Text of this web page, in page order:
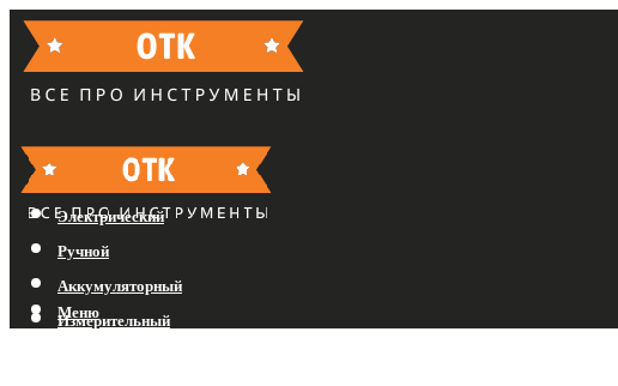
Бензиновый
Электрический
Ручной
Аккумуляторный
Измерительный
Меню